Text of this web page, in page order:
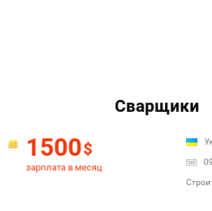
Сварщики
1500$
зарплата в месяц